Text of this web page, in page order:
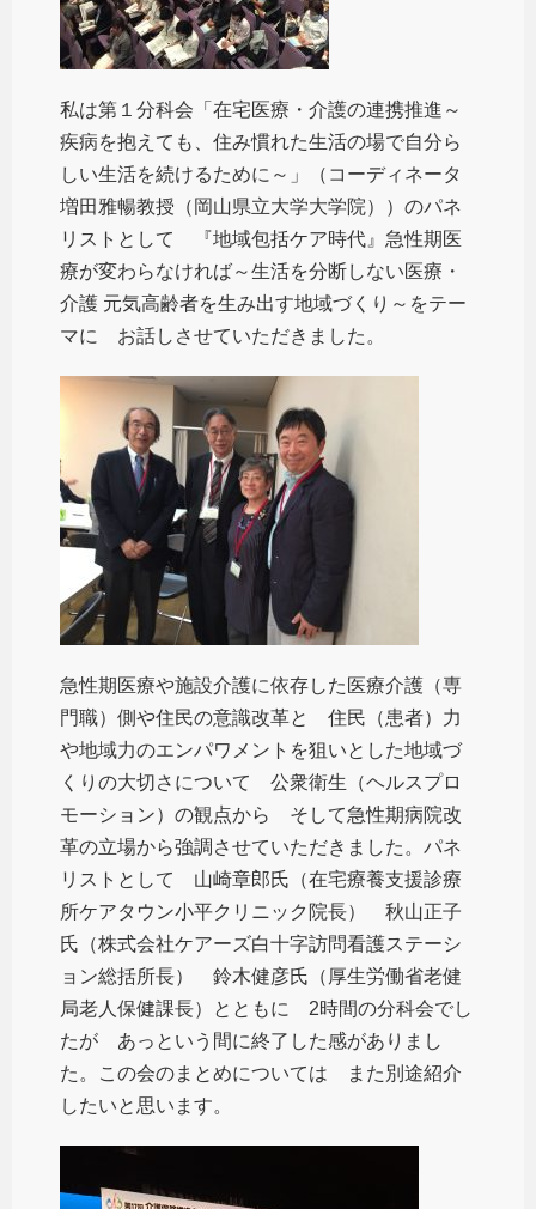
私は第１分科会「在宅医療・介護の連携推進～
疾病を抱えても、住み慣れた生活の場で自分ら
しい生活を続けるために～」（コーディネータ
増田雅暢教授（岡山県立大学大学院））のパネ
リストとして 『地域包括ケア時代』急性期医
療が変わらなければ～生活を分断しない医療・
介護 元気高齢者を生み出す地域づくり～をテー
マに お話しさせていただきました。
急性期医療や施設介護に依存した医療介護（専
門職）側や住民の意識改革と 住民（患者）力
や地域力のエンパワメントを狙いとした地域づ
くりの大切さについて 公衆衛生（ヘルスプロ
モーション）の観点から そして急性期病院改
革の立場から強調させていただきました。パネ
リストとして 山崎章郎氏（在宅療養支援診療
所ケアタウン小平クリニック院長） 秋山正子
氏（株式会社ケアーズ白十字訪問看護ステーシ
ョン総括所長） 鈴木健彦氏（厚生労働省老健
局老人保健課長）とともに 2時間の分科会でし
たが あっという間に終了した感がありまし
た。この会のまとめについては また別途紹介
したいと思います。